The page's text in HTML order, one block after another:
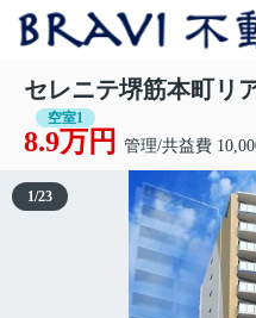
セレニテ堺筋本町リ
空室1
8.9万円 管理/共益費
1/23